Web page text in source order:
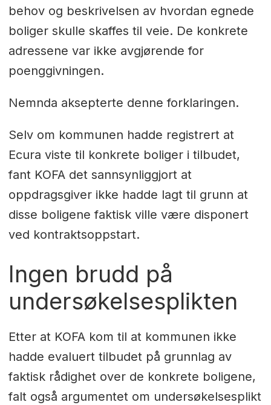
behov og beskrivelsen av hvordan egnede
boliger skulle skaffes til veie. De konkrete
adressene var ikke avgjørende for
poenggivningen.
Nemnda aksepterte denne forklaringen.
Selv om kommunen hadde registrert at
Ecura viste til konkrete boliger i tilbudet,
fant KOFA det sannsynliggjort at
oppdragsgiver ikke hadde lagt til grunn at
disse boligene faktisk ville være disponert
ved kontraktsoppstart.
Ingen brudd på
undersøkelsesplikten
Etter at KOFA kom til at kommunen ikke
hadde evaluert tilbudet på grunnlag av
faktisk rådighet over de konkrete boligene,
falt også argumentet om undersøkelsesplikt